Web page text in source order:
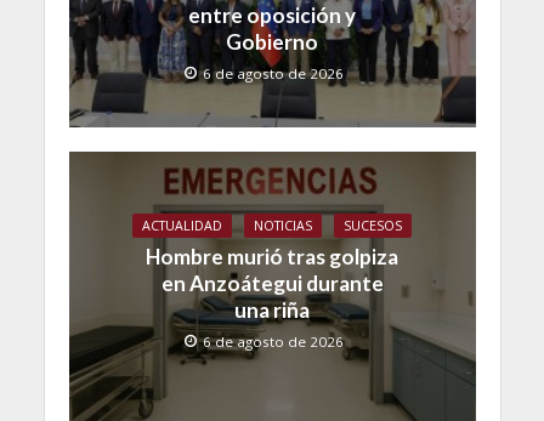
entre oposición y
Gobierno
6 de agosto de 2026
ACTUALIDAD NOTICIAS SUCESOS
Hombre murió tras golpiza
en Anzoátegui durante
una riña
6 de agosto de 2026